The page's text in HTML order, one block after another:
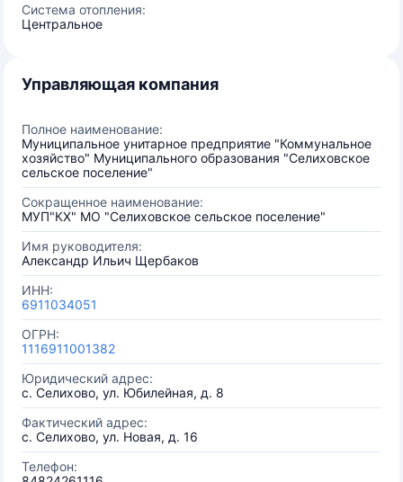
Система отопления:
Центральное
Управляющая компания
Полное наименование:
Муниципальное унитарное предприятие "Коммунальное
хозяйство" Муниципального образования "Селиховское
сельское поселение"
Сокращенное наименование:
МУП"КХ" МО "Селиховское сельское поселение"
Имя руководителя:
Александр Ильич Щербаков
ИНН:
6911034051
ОГРН:
1116911001382
Юридический адрес:
с. Селихово, ул. Юбилейная, д. 8
Фактический адрес:
с. Селихово, ул. Новая, д. 16
Телефон: